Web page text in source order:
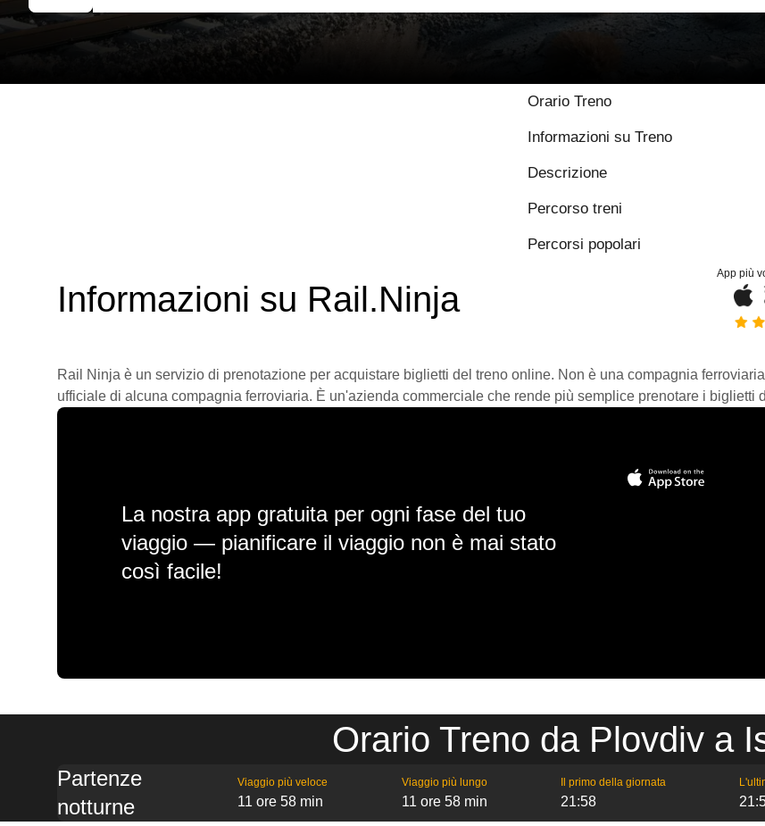
Orario Treno
Informazioni su Treno
Descrizione
Percorso treni
Percorsi popolari
Informazioni su Rail.Ninja
App più
Rail Ninja è un servizio di prenotazione per acquistare biglietti del treno online. Non è una compagnia
ufficiale di alcuna compagnia ferroviaria. È un'azienda commerciale che rende più semplice prenotare i biglietti
La nostra app gratuita per ogni fase del tuo
viaggio — pianificare il viaggio non è mai stato
così facile!
Orario Treno da Plovdiv a
Partenze
notturne
Viaggio più veloce
11 ore 58 min
Viaggio più lungo
11 ore 58 min
Il primo della giornata
21:58